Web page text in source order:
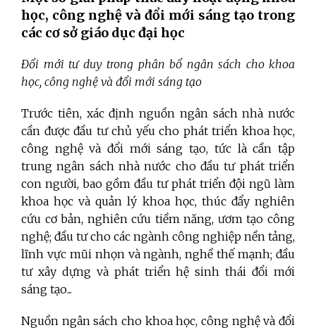
học, công nghệ và đổi mới sáng tạo trong
các cơ sở giáo dục đại học
Đổi mới tư duy trong phân bổ ngân sách cho khoa
học, công nghệ và đổi mới sáng tạo
Trước tiên, xác định nguồn ngân sách nhà nước
cần được đầu tư chủ yếu cho phát triển khoa học,
công nghệ và đổi mới sáng tạo, tức là cần tập
trung ngân sách nhà nước cho đầu tư phát triển
con người, bao gồm đầu tư phát triển đội ngũ làm
khoa học và quản lý khoa học, thúc đẩy nghiên
cứu cơ bản, nghiên cứu tiềm năng, ươm tạo công
nghệ; đầu tư cho các ngành công nghiệp nền tảng,
lĩnh vực mũi nhọn và ngành, nghề thế mạnh; đầu
tư xây dựng và phát triển hệ sinh thái đổi mới
sáng tạo...
Nguồn ngân sách cho khoa học, công nghệ và đổi